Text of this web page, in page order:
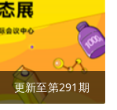
更新至第291期